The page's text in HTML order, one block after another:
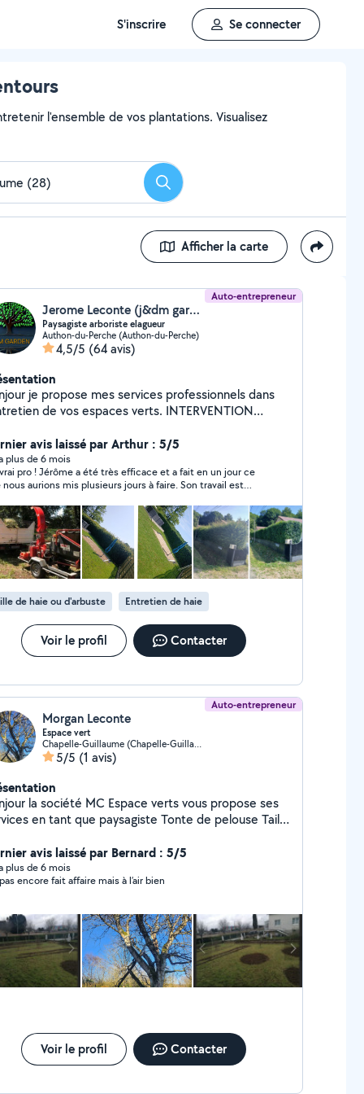
S'inscrire Se connecter
l'ensemble de vos plantations. Visualisez
Rechercher
Afficher la carte
Auto-entrepreneur
Jerome Leconte (j&dm garden)
Paysagiste arboriste elagueur
Authon-du-Perche (Authon-du-Perche)
4,5/5 (64 avis)
je propose mes services professionnels dans
de vos espaces verts. INTERVENTION
de haies - Rabattage de haies - Engazonnement -
- Dessouchage - Débroussaillage -
- Création et Conception de Jardin -
motoculteur - Rénovation des revêtements
extérieur ( carrelage, pavé, pierre naturelle ). -
de vos déchets - Nettoyage de terrasse -
démoussage de toiture et toute surface (
professionnel dalep ) DEVIS PAYANT DÉPASSER
30 KLM DÉDUIT SUR LA FACTURE
avis laissé par Arthur : 5/5
plus de 6 mois
pro ! Jérôme a été très efficace et a fait en un jour ce
nous aurions mis plusieurs jours à faire. Son travail est
à 100% !
de haie ou d'arbuste Entretien de haie
Voir le profil Contacter
Auto-entrepreneur
Morgan Leconte
Espace vert
Chapelle-Guillaume (Chapelle-Guillaume)
5/5 (1 avis)
la société MC Espace verts vous propose ses
en tant que paysagiste Tonte de pelouse Taille
Nettoyage de terrasse et de
Ramassage de feuilles+déchetterie Petite
Entretien de jardin et bien plus encore (Devis
avis laissé par Bernard : 5/5
plus de 6 mois
pas encore fait affaire mais à l’air bien
Voir le profil Contacter